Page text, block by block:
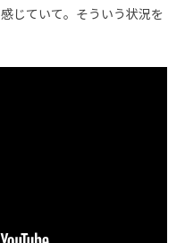
じていて。そういう状況を